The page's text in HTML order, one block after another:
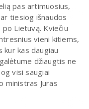
pas artimuosius,
tiesiog išnaudos
Lietuvą. Kviečiu
vieni kitiems,
kur kas daugiau
džiaugtis ne
visi saugiai
ministras Juras